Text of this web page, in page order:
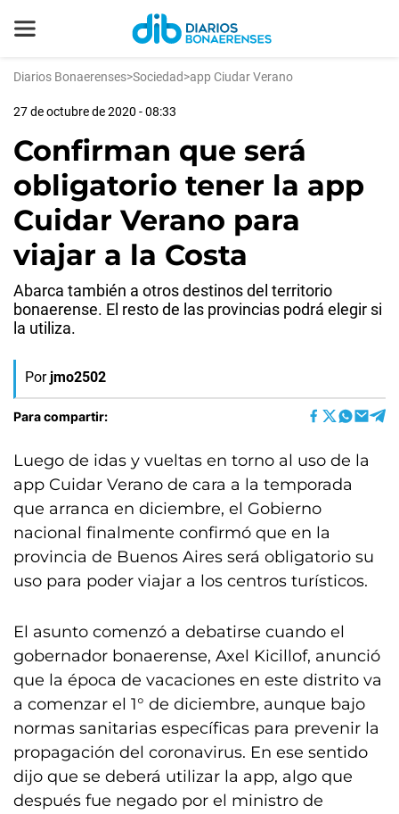
Diarios Bonaerenses>Sociedad>app Ciudar Verano
27 de octubre de 2020 - 08:33
Confirman que será
obligatorio tener la app
Cuidar Verano para
viajar a la Costa
Abarca también a otros destinos del territorio
bonaerense. El resto de las provincias podrá elegir si
la utiliza.
Por jmo2502
Para compartir:
Luego de idas y vueltas en torno al uso de la
app Cuidar Verano de cara a la temporada
que arranca en diciembre, el Gobierno
nacional finalmente confirmó que en la
provincia de Buenos Aires será obligatorio su
uso para poder viajar a los centros turísticos.
El asunto comenzó a debatirse cuando el
gobernador bonaerense, Axel Kicillof, anunció
que la época de vacaciones en este distrito va
a comenzar el 1° de diciembre, aunque bajo
normas sanitarias específicas para prevenir la
propagación del coronavirus. En ese sentido
dijo que se deberá utilizar la app, algo que
después fue negado por el ministro de